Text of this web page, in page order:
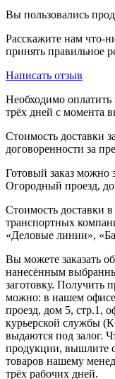
Вы пользовались
Расскажите нам что-
принять правильное
Написать отзыв
Необходимо оплатить
трёх дней с момента
Стоимость доставки
договоренности за
Готовый заказ можно
Огородный проезд,
Стоимость доставки
транспортных
«Деловые линии»,
Вы можете заказать
нанесённым
заготовку. Получить
можно: в нашем
проезд, дом 5, стр.1,
курьерской службы
выдаются под залог.
продукции, вышлите
товаров нашему
трёх рабочих дней.